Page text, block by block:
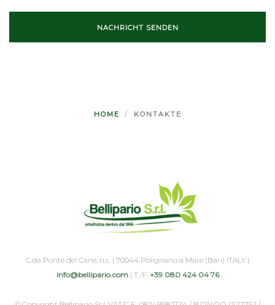
NACHRICHT SENDEN
HOME KONTAKTE
C.da Ponte del Cane, n.c. | 70044 Polignano a Mare (Bari) ITALY |
info@bellipario.com| T./F. +39 080 424 04 76